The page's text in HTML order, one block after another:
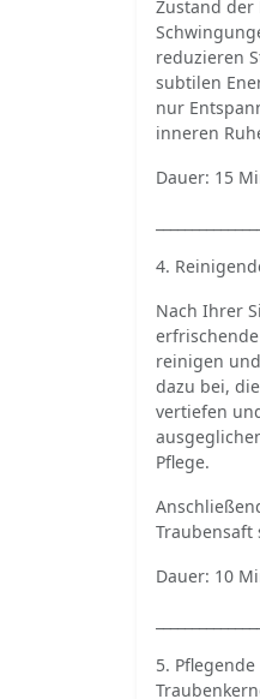
Zustand der
reduzieren
subtilen
nur
inneren
Dauer: 15
4.
Nach Ihrer
reinigen
dazu bei,
vertiefen
Pflege.
Traubensaft
Dauer: 10
5.